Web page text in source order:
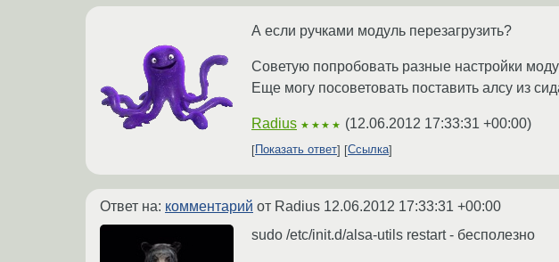
А если ручками модуль перезагрузить?
Советую попробовать разные настройки
Еще могу посоветовать поставить алсу из
Radius ★★★★ (12.06.2012 17:33:31 +00:00)
Показать ответ Ссылка
Ответ на: комментарий от Radius 12.06.2012 17:33:31 +00:00
sudo /etc/init.d/alsa-utils restart - бесполезно